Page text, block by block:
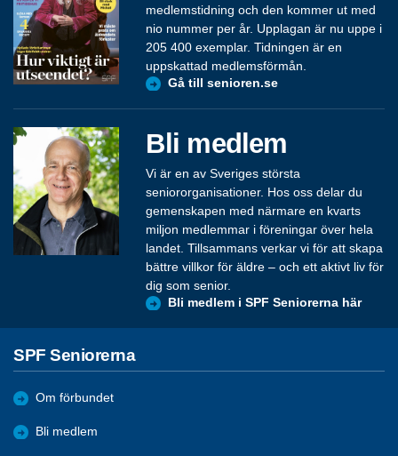
medlemstidning och den kommer ut med
nio nummer per år. Upplagan är nu uppe i
205 400 exemplar. Tidningen är en
uppskattad medlemsförmån.
Gå till senioren.se
Bli medlem
Vi är en av Sveriges största
seniororganisationer. Hos oss delar du
gemenskapen med närmare en kvarts
miljon medlemmar i föreningar över hela
landet. Tillsammans verkar vi för att skapa
bättre villkor för äldre – och ett aktivt liv för
dig som senior.
Bli medlem i SPF Seniorerna här
SPF Seniorerna
Om förbundet
Bli medlem